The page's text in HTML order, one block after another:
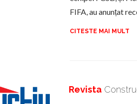
FIFA, au anunțat
CITESTE MAI MULT
Revista